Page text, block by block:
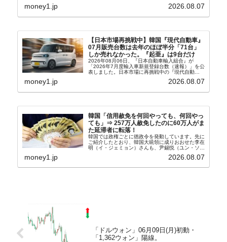
ウル市全域への「猛暑重大警報」が発令され...
money1.jp 2026.08.07
【日本市場再挑戦中】韓国『現代自動車』
07月販売台数は去年のほぼ半分「71台」
しか売れなかった。『起亜』は9台だけ
2026年08月06日、『日本自動車輸入組合』が
「2026年7月度輸入車新規登録台数（速報）」を公
表しました。日本市場に再挑戦中の『現代自動
車』、また日本市場を攻略したい『BYD』の販売
台数はこの中に捉えられているはずです。先月から
money1.jp 2026.08.07
韓国「信用赦免を何回やっても、何回やっ
ても」⇒ 257万人赦免したのに60万人がま
た延滞者に転落！
韓国では政権ごとに徳政令を発動しています。先に
ご紹介したとおり、韓国大統領に成りおおせた李在
明（イ・ジェミョン）さんも、尹錫悦（ユン・ソギ
バンクにして不良債権の買い取りを行い、分割償還
money1.jp 2026.08.07
「ドルウォン」06月09日(月)初動・
「1,362ウォン」陽線。